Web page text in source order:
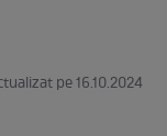
pe 16.10.2024